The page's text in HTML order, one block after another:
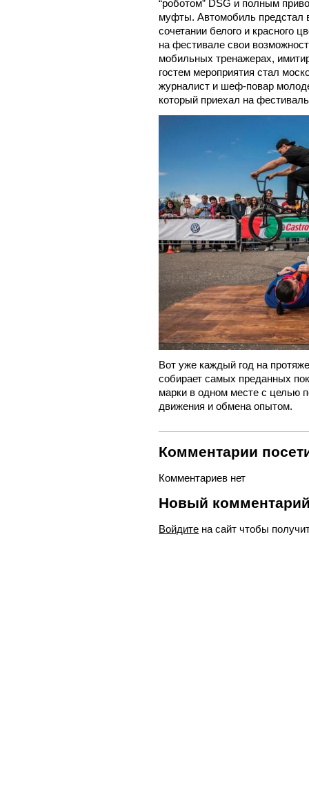
“роботом” DSG и полным
муфты. Автомобиль предстал
сочетании белого и красного
на фестивале свои
мобильных тренажерах,
гостем мероприятия стал
журналист и шеф-повар
который приехал на
Вот уже каждый год на
собирает самых преданных
марки в одном месте с целью
движения и обмена опытом.
Комментарии
Комментариев нет
Новый
Войдите на сайт чтобы